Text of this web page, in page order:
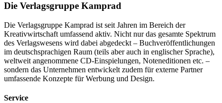
Die Verlagsgruppe Kamprad
Die Verlagsgruppe Kamprad ist seit Jahren im Bereich der
Kreativwirtschaft umfassend aktiv. Nicht nur das gesamte Spektrum
des Verlagswesens wird dabei abgedeckt – Buchveröffentlichungen
im deutschsprachigen Raum (teils aber auch in englischer Sprache),
weltweit angenommene CD-Einspielungen, Noteneditionen etc. –
sondern das Unternehmen entwickelt zudem für externe Partner
umfassende Konzepte für Werbung und Design.
Service